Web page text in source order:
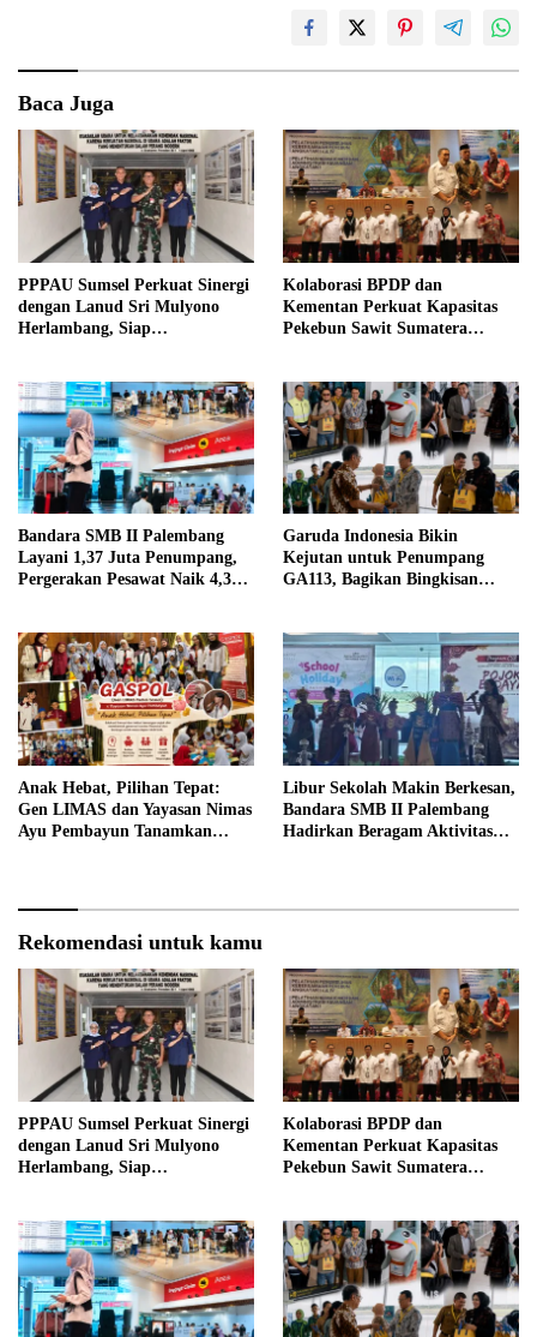
Baca Juga
PPPAU Sumsel Perkuat Sinergi
dengan Lanud Sri Mulyono
Herlambang, Siap
Kolaborasi BPDP dan
Kementan Perkuat Kapasitas
Pekebun Sawit Sumatera
Bandara SMB II Palembang
Layani 1,37 Juta Penumpang,
Pergerakan Pesawat Naik 4,3
Garuda Indonesia Bikin
Kejutan untuk Penumpang
GA113, Bagikan Bingkisan
Anak Hebat, Pilihan Tepat:
Gen LIMAS dan Yayasan Nimas
Ayu Pembayun Tanamkan
Libur Sekolah Makin Berkesan,
Bandara SMB II Palembang
Hadirkan Beragam Aktivitas
Rekomendasi untuk kamu
PPPAU Sumsel Perkuat Sinergi
dengan Lanud Sri Mulyono
Herlambang, Siap
Kolaborasi BPDP dan
Kementan Perkuat Kapasitas
Pekebun Sawit Sumatera